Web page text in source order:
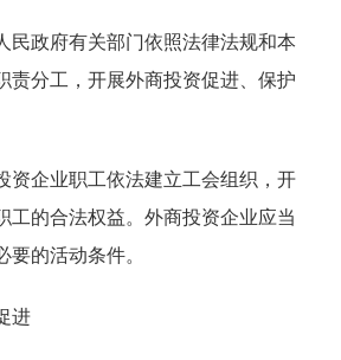
民政府有关部门依照法律法规和本
责分工，开展外商投资促进、保护
企业职工依法建立工会组织，开
工的合法权益。外商投资企业应当
要的活动条件。
进